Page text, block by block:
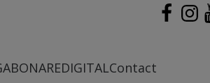
ABONAREDIGITALContact